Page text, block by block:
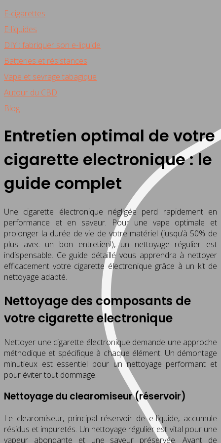
E-cigarettes
E-liquides
DIY : fabriquer son e-liquide
Batteries et résistances
Vape et sevrage tabagique
Autour du CBD
Blog
Entretien optimal de votre
cigarette electronique : le
guide complet
Une cigarette électronique négligée perd rapidement en
performance et en saveur. Pour une vape optimale et
prolonger la durée de vie de votre matériel (jusqu’à 50% de
plus avec un bon entretien!), un nettoyage régulier est
indispensable. Ce guide détaillé vous apprendra à nettoyer
efficacement votre cigarette électronique grâce à un kit de
nettoyage adapté.
Nettoyage des composants de
votre cigarette electronique
Nettoyer une cigarette électronique demande une approche
méthodique et spécifique à chaque élément. Un démontage
minutieux est essentiel pour un nettoyage performant et
pour éviter tout dommage.
Nettoyage du clearomiseur (réservoir)
Le clearomiseur, principal réservoir de e-liquide, accumule
résidus et impuretés. Un nettoyage régulier est vital pour une
vapeur abondante et une saveur préservée. Avant de